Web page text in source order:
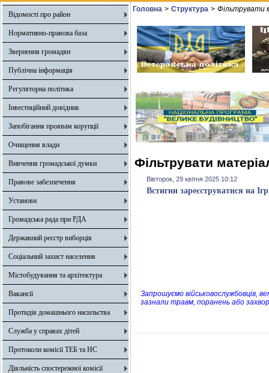
Відомості про район
Нормативно-правова база
Звернення громадян
Публічна інформація
Регуляторна політика
Інвестиційний довідник
Запобігання проявам корупції
Очищення влади
Вивчення громадської думки
Правове забезпечення
Установи
Громадська рада при РДА
Державний реєстр виборців
Соціальний захист населення
Містобудування та архітектура
Вакансії
Протидія домашнього насильства
Служба у справах дітей
Протоколи комісії ТЕБ та НС
Діяльність спостережної комісії
Головна > Структура > Фільтрувати
Фільтрувати
Вівторок, 29 квітня 2025 10:12
Встигни зареєструватися на
Запрошуємо військовослужбовців,
зазнали травм, поранень або